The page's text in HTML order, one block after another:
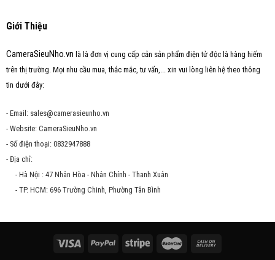
Giới Thiệu
CameraSieuNho.vn là là đơn vị cung cấp cản sản phẩm điện tử độc là hàng hiếm
trên thị trường. Mọi nhu cầu mua, thắc mắc, tư vấn,... xin vui lòng liên hệ theo thông
tin dưới đây:
- Email: sales@camerasieunho.vn
- Website: CameraSieuNho.vn
- Số điện thoại: 0832947888
- Địa chỉ:
- Hà Nội : 47 Nhân Hòa - Nhân Chính - Thanh Xuân
- TP. HCM: 696 Trường Chinh, Phường Tân Bình